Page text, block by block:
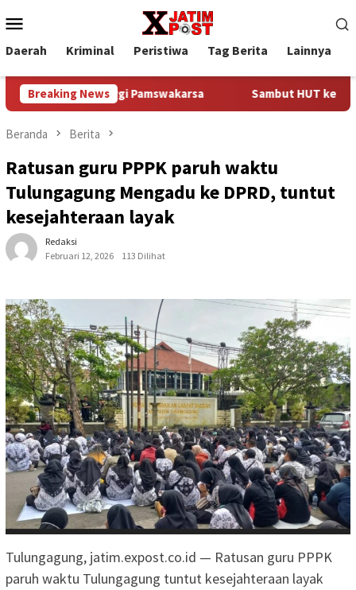
ke
kontenMobile
Daerah Kriminal Peristiwa Tag Berita Lainnya
Breaking News
Sinergi Pamswakarsa Sambut HUT ke-81
Beranda Berita
Ratusan guru PPPK paruh waktu
Tulungagung Mengadu ke DPRD, tuntut
kesejahteraan layak
Redaksi
Februari 12, 2026
113 Dilihat
Tulungagung, jatim.expost.co.id — Ratusan guru PPPK
paruh waktu Tulungagung tuntut kesejahteraan layak